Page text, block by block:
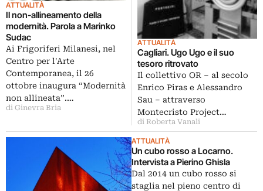
ATTUALITÀ
Il non-allineamento della
modernità. Parola a Marinko
Sudac
Ai Frigoriferi Milanesi, nel
Centro per l'Arte
Contemporanea, il 26
ottobre inaugura “Modernità
non allineata”.…
di Ginevra Bria
ATTUALITÀ
Cagliari. Ugo Ugo e il suo
tesoro ritrovato
Il collettivo OR – al secolo
Enrico Piras e Alessandro
Sau – attraverso
Montecristo Project…
di Roberta Vanali
ATTUALITÀ
Un cubo rosso a Locarno.
Intervista a Pierino Ghisla
Dal 2014 un cubo rosso si
staglia nel pieno centro di